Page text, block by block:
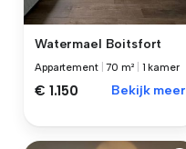
Watermael Boitsfort
Appartement |70 m² 1 kamer
€ 1.150 Bekijk meer